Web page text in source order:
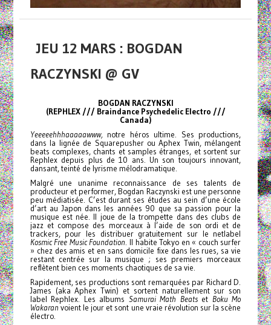
JEU 12 MARS : BOGDAN
RACZYNSKI @ GV
BOGDAN RACZYNSKI
(REPHLEX /// Braindance Psychedelic Electro ///
Canada)
Yeeeeehhhaaaaawww,notre héros ultime. Ses productions,
dans la lignée de Squarepusher ou Aphex Twin, mélangent
beats complexes, chants et samples étranges, et sortent sur
Rephlex depuis plus de 10 ans. Un son toujours innovant,
dansant, teinté de lyrisme mélodramatique.
Malgré une unanime reconnaissance de ses talents de
producteur et performer, Bogdan Raczynski est une personne
peu médiatisée. C’est durant ses études au sein d’une école
d’art au Japon dans les années 90 que sa passion pour la
musique est née. Il joue de la trompette dans des clubs de
jazz et compose des morceaux à l’aide de son ordi et de
trackers, pour les distribuer gratuitement sur le netlabel
Kosmic Free Music Foundation. Il habite Tokyo en « couch surfer
» chez des amis et en sans domicile fixe dans les rues, sa vie
restant centrée sur la musique ; ses premiers morceaux
reflètent bien ces moments chaotiques de sa vie.
Rapidement, ses productions sont remarquées par Richard D.
James (aka Aphex Twin) et sortent naturellement sur son
label Rephlex. Les albums Samurai Math Beatset Boku Mo
Wakaran voient le jour et sont une vraie révolution sur la scène
électro.